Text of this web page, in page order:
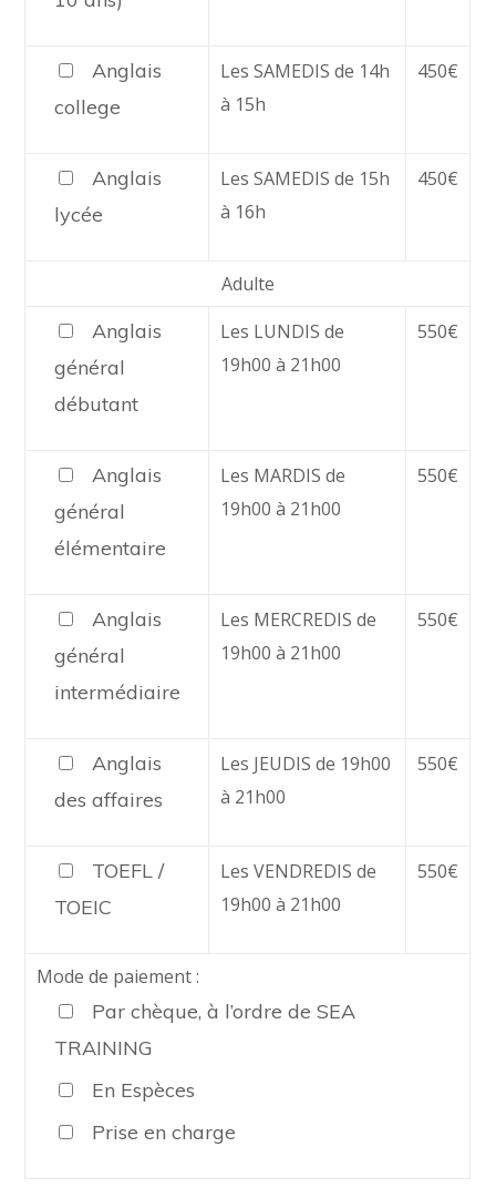
Anglais
college
Les SAMEDIS de 14h
à 15h
450€
Anglais
lycée
Les SAMEDIS de 15h
à 16h
450€
Adulte
Anglais
général
débutant
Les LUNDIS de
19h00 à 21h00
550€
Anglais
général
élémentaire
Les MARDIS de
19h00 à 21h00
550€
Anglais
général
intermédiaire
Les MERCREDIS de
19h00 à 21h00
550€
Anglais
des affaires
Les JEUDIS de 19h00
à 21h00
550€
TOEFL /
TOEIC
Les VENDREDIS de
19h00 à 21h00
550€
Mode de paiement :
Par chèque, à l’ordre de SEA
TRAINING
En Espèces
Prise en charge